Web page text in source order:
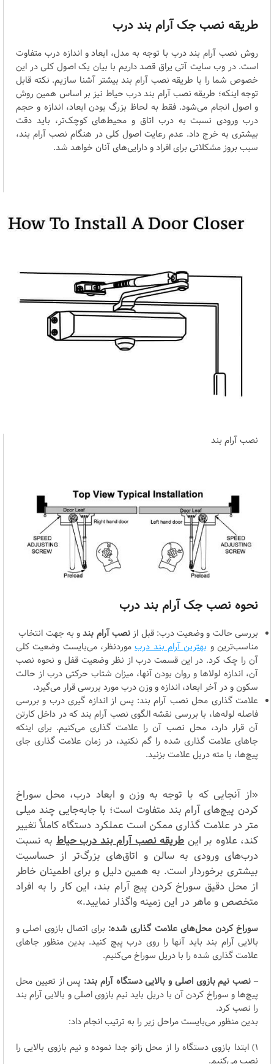
طریقه نصب جک آرام بند درب
روش نصب آرام بند درب با توجه به مدل، ابعاد و اندازه درب متفاوت
است. در وب سایت آتی یراق قصد داریم با بیان یک اصول کلی در این
خصوص شما را با طریقه نصب آرام بند بیشتر آشنا سازیم. نکته قابل
توجه اینکه؛ طریقه نصب آرام بند درب حیاط نیز بر اساس همین روش
و اصول انجام می‌شود. فقط به لحاظ بزرگ بودن ابعاد، اندازه و حجم
درب ورودی نسبت به درب اتاق و محیط‌های کوچک‌تر، باید دقت
بیشتری به خرج داد. عدم رعایت اصول کلی در هنگام نصب آرام بند،
سبب بروز مشکلاتی برای افراد و دارایی‌های آنان خواهد شد.
نصب آرام بند
نحوه نصب جک آرام بند درب
بررسی حالت و وضعیت درب: قبل از نصب آرام بندو به جهت انتخاب
مناسب‌ترین وبهترین آرام بند دربموردنظر، می‌بایست وضعیت کلی
آن را چک کرد. در این قسمت درب از نظر وضعیت قفل و نحوه نصب
آن، اندازه لولاها و روان بودن آنها، میزان شتاب حرکتی درب از حالت
سکون و در آخر ابعاد، اندازه و وزن درب مورد بررسی قرار می‌گیرد.
علامت گذاری محل نصب آرام بند: پس از اندازه گیری درب و بررسی
فاصله لوله‌ها، با بررسی نقشه الگوی نصب آرام بند که در داخل کارتن
آن قرار دارد، محل نصب آن را علامت گذاری می‌کنیم. برای اینکه
جاهای علامت گذاری شده را گم نکنید، در زمان علامت گذاری جای
پیچ‌ها، با مته دریل علامت بزنید.
«از آنجایی که با توجه به وزن و ابعاد درب، محل سوراخ
کردن پیچ‌های آرام بند متفاوت است؛ با جابه‌جایی چند میلی
متر در علامت گذاری ممکن است عملکرد دستگاه کاملاً تغییر
کند، علاوه بر اینطریقه نصب آرام بند درب حیاط به نسبت
درب‌های ورودی به سالن و اتاق‌های بزرگ‌تر از حساسیت
بیشتری برخوردار است. به همین دلیل و برای اطمینان خاطر
از محل دقیق سوراخ کردن پیچ آرام بند، این کار را به افراد
متخصص و ماهر در این زمینه واگذار نمایید.»
سوراخ کردن محل‌های علامت گذاری شده: برای اتصال بازوی اصلی و
بالایی آرام بند باید آنها را روی درب پیچ کنید. بدین منظور جاهای
علامت گذاری شده را با دریل سوراخ می‌کنیم.
– نصب نیم بازوی اصلی و بالایی دستگاه آرام بند: پس از تعیین محل
پیچ‌ها و سوراخ کردن آن با دریل باید نیم بازوی اصلی و بالایی آرام بند
را نصب کرد.
بدین منظور می‌بایست مراحل زیر را به ترتیب انجام داد:
1) ابتدا بازوی دستگاه را از محل زانو جدا نموده و نیم بازوی بالایی را
نصب می‌کنیم.